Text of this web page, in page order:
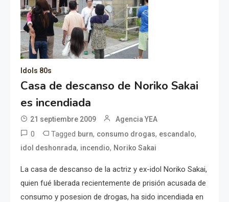
Idols 80s
Casa de descanso de Noriko Sakai
es incendiada
21 septiembre 2009 Agencia YEA
0 Tagged burn, consumo drogas, escandalo,
idol deshonrada, incendio, Noriko Sakai
La casa de descanso de la actriz y ex-idol Noriko Sakai,
quien fué liberada recientemente de prisión acusada de
consumo y posesion de drogas, ha sido incendiada en